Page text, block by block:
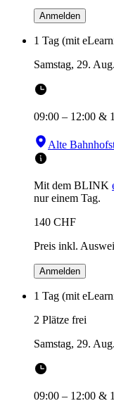
Anmelden
1 Tag (mit
Samstag, 29.
09:00 – 12:00 &
Alte
Mit dem BLINK
nur einem Tag.
140 CHF
Preis inkl.
Anmelden
1 Tag (mit
2 Plätze frei
Samstag, 29.
09:00 – 12:00 &